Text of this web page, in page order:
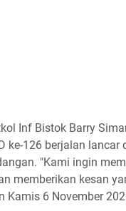
Inf Bistok Barry
ke-126 berjalan
"Kami ingin
memberikan kesan
Kamis 6 November